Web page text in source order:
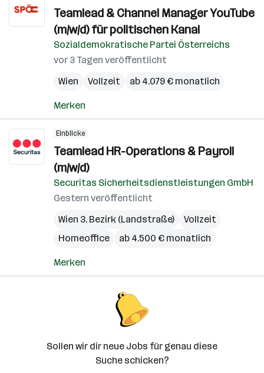
Teamlead & Channel Manager YouTube
(m/w/d) für politischen Kanal
Sozialdemokratische Partei Österreichs
vor 3 Tagen veröffentlicht
Wien
Vollzeit ab 4.079 € monatlich
Merken
Einblicke
Teamlead HR-Operations & Payroll
(m/w/d)
Securitas Sicherheitsdienstleistungen GmbH
Gestern veröffentlicht
Wien 3. Bezirk (Landstraße)
Vollzeit
Homeoffice
ab 4.500 € monatlich
Merken
Sollen wir dir neue Jobs für genau diese
Suche schicken?